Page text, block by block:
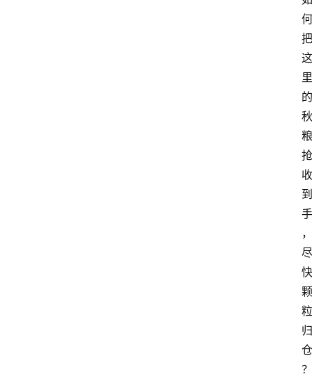
何
把
这
里
的
秋
粮
抢
收
到
手
，
尽
快
颗
粒
归
仓
？